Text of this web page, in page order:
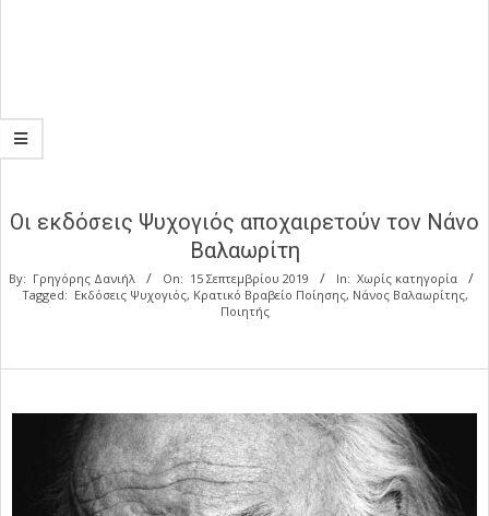
Οι εκδόσεις Ψυχογιός αποχαιρετούν τον Νάνο
Βαλαωρίτη
By: Γρηγόρης Δανιήλ On: 15 Σεπτεμβρίου 2019 In: Χωρίς κατηγορία
Tagged: Εκδόσεις Ψυχογιός, Κρατικό Βραβείο Ποίησης, Νάνος Βαλαωρίτης,
Ποιητής